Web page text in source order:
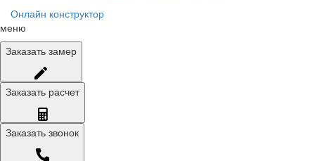
Онлайн конструктор
меню
Заказать замер
Заказать расчет
Заказать звонок